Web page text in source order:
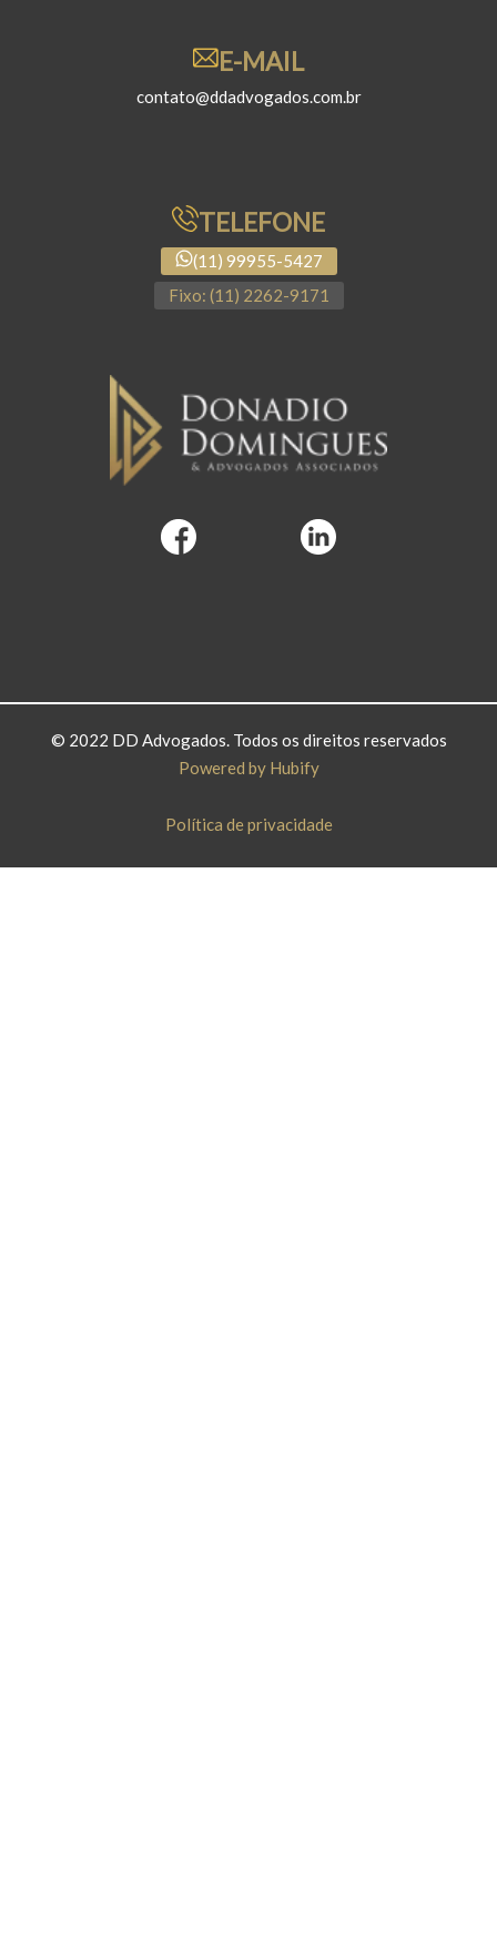
E-MAIL
contato@ddadvogados.com.br
TELEFONE
(11) 99955-5427
Fixo: (11) 2262-9171
© 2022 DD Advogados. Todos os direitos reservados
Powered by Hubify
Política de privacidade